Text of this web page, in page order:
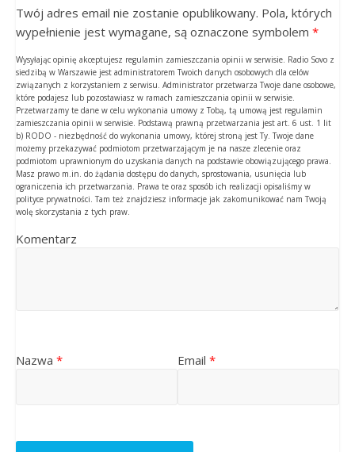
Twój adres email nie zostanie opublikowany. Pola, których
wypełnienie jest wymagane, są oznaczone symbolem *
Wysyłając opinię akceptujesz regulamin zamieszczania opinii w serwisie. Radio Sovo z
siedzibą w Warszawie jest administratorem Twoich danych osobowych dla celów
związanych z korzystaniem z serwisu. Administrator przetwarza Twoje dane osobowe,
które podajesz lub pozostawiasz w ramach zamieszczania opinii w serwisie.
Przetwarzamy te dane w celu wykonania umowy z Tobą, tą umową jest regulamin
zamieszczania opinii w serwisie. Podstawą prawną przetwarzania jest art. 6 ust. 1 lit
b) RODO - niezbędność do wykonania umowy, której stroną jest Ty. Twoje dane
możemy przekazywać podmiotom przetwarzającym je na nasze zlecenie oraz
podmiotom uprawnionym do uzyskania danych na podstawie obowiązującego prawa.
Masz prawo m.in. do żądania dostępu do danych, sprostowania, usunięcia lub
ograniczenia ich przetwarzania. Prawa te oraz sposób ich realizacji opisaliśmy w
polityce prywatności. Tam też znajdziesz informacje jak zakomunikować nam Twoją
wolę skorzystania z tych praw.
Komentarz
Nazwa * Email *